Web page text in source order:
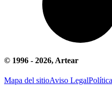
© 1996 - 2026, Artear
Mapa del sitioAviso Legal